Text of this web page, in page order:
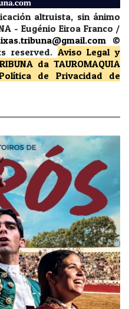
altruista, sin ánimo
- Eugénio Eiroa Franco /
©
reserved. Aviso Legal y
da TAUROMAQUIA
de Privacidad
de